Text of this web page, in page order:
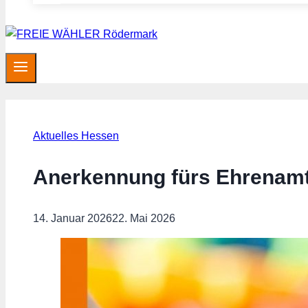
Aktuelles Hessen
Anerkennung fürs
14. Januar 202622. Mai 2026